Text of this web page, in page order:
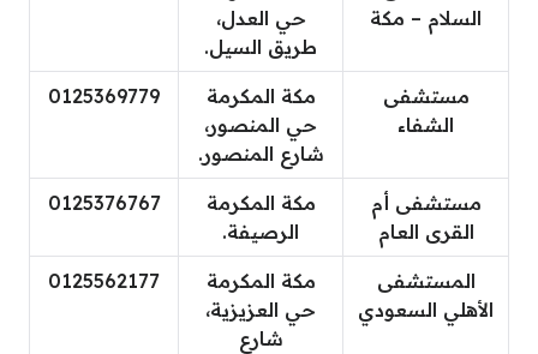
السلام – مكة
حي العدل،
طريق السيل.
مستشفى
الشفاء
مكة المكرمة
حي المنصور،
شارع المنصور.
0125369779
مستشفى أم
القرى العام
مكة المكرمة
الرصيفة.
0125376767
المستشفى
الأهلي السعودي
مكة المكرمة
حي العزيزية،
شارع
0125562177